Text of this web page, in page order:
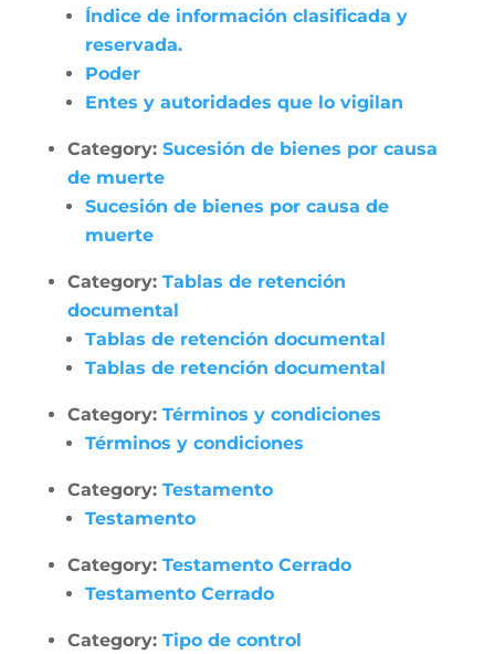
Índice de información clasificada y
reservada.
Poder
Entes y autoridades que lo vigilan
Category: Sucesión de bienes por causa
de muerte
Sucesión de bienes por causa de
muerte
Category: Tablas de retención
documental
Tablas de retención documental
Tablas de retención documental
Category: Términos y condiciones
Términos y condiciones
Category: Testamento
Testamento
Category: Testamento Cerrado
Testamento Cerrado
Category: Tipo de control